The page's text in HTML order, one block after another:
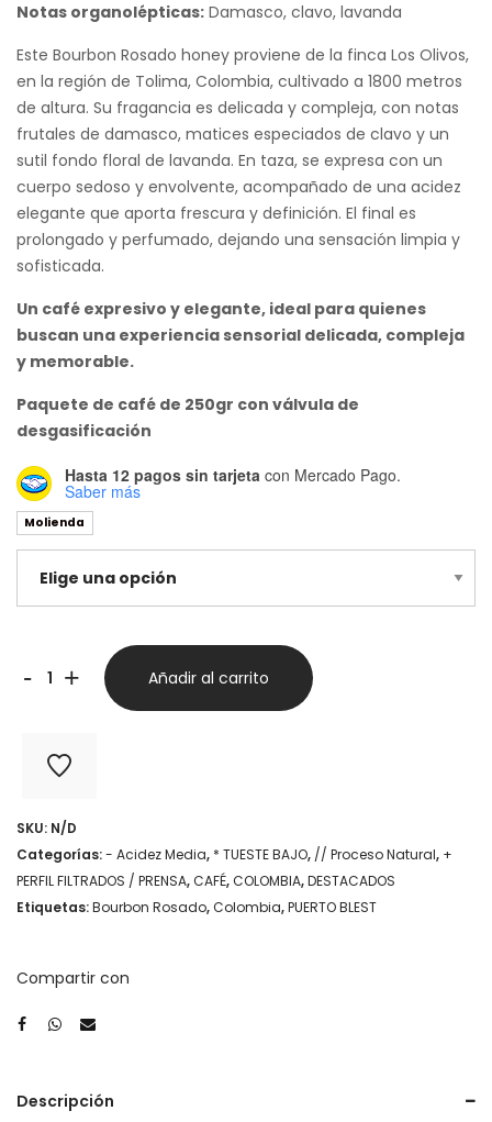
Notas organolépticas: Damasco, clavo, lavanda
Este Bourbon Rosado honey proviene de la finca Los Olivos,
en la región de Tolima, Colombia, cultivado a 1800 metros
de altura. Su fragancia es delicada y compleja, con notas
frutales de damasco, matices especiados de clavo y un
sutil fondo floral de lavanda. En taza, se expresa con un
cuerpo sedoso y envolvente, acompañado de una acidez
elegante que aporta frescura y definición. El final es
prolongado y perfumado, dejando una sensación limpia y
sofisticada.
Un café expresivo y elegante, ideal para quienes
buscan una experiencia sensorial delicada, compleja
y memorable.
Paquete de café de 250gr con válvula de
desgasificación
Hasta 12 pagos sin tarjeta con Mercado Pago.
Saber más
Molienda
-Colombia
Puerto
Blest
x
250
+ Añadir al carrito
SKU: N/D
Categorías:- Acidez Media, * TUESTE BAJO, // Proceso Natural, +
PERFIL FILTRADOS / PRENSA,CAFÉ,COLOMBIA,DESTACADOS
Etiquetas:Bourbon Rosado,Colombia,PUERTO BLEST
Compartir con
Descripción